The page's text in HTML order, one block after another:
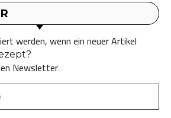
werden, wenn ein neuer Artikel
Newsletter